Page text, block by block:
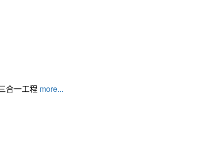
合一工程 more...